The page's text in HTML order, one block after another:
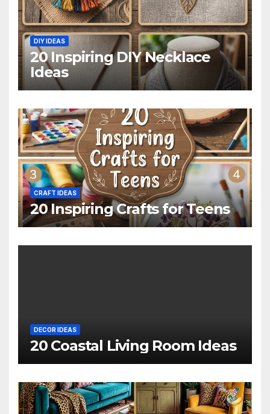
DIY IDEAS
20 Inspiring DIY Necklace
Ideas
CRAFT IDEAS
20 Inspiring Crafts for Teens
DECOR IDEAS
20 Coastal Living Room Ideas